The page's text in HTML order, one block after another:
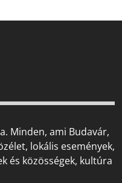
Minden, ami Budavár,
lokális események,
és közösségek, kultúra